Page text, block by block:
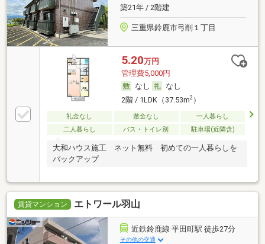
築21年 / 2階建
三重県鈴鹿市弓削１丁目
5.20万円
管理費5,000円
なし
なし
2階 / 1LDK（37.53m2）
礼金なし 敷金なし
一人暮らし
二人暮らし
バス・トイレ別 駐車場(近隣含)
大和ハウス施工 ネット無料 初めての一人暮らしを
バックアップ
賃貸マンション エトワール羽山
近鉄鈴鹿線 平田町駅 徒歩27分
その他の交通